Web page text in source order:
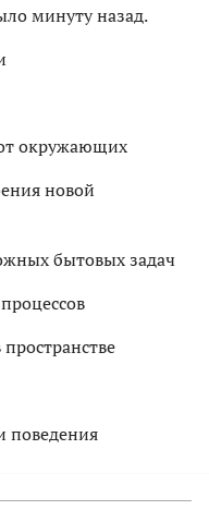
минуту назад.
окружающих
новой
бытовых задач
поведения